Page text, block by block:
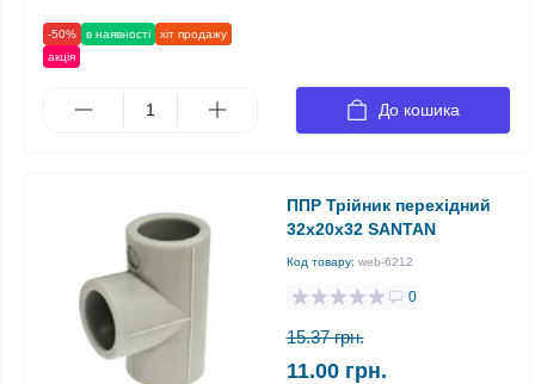
-50% в наявності
хіт продажу
акція
До кошика
ППР Трійник перехідний
32x20х32 SANTAN
Код товару: web-6212
0
15.37 грн.
11.00 грн.